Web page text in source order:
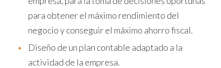
para obtener el máximo rendimiento del
negocio y conseguir el máximo ahorro fiscal.
Diseño de un plan contable adaptado a la
actividad de la empresa.